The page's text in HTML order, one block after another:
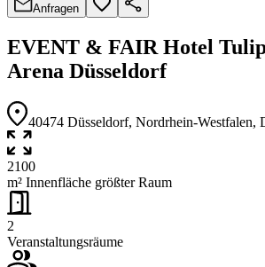
Anfragen
EVENT & FAIR Hotel
Arena Düsseldorf
40474 Düsseldorf, Nordrhein-Westfalen,
2100
m² Innenfläche größter Raum
2
Veranstaltungsräume